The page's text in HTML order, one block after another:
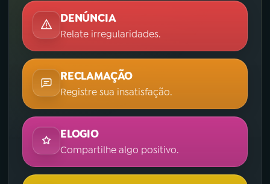
DENÚNCIA
Relate irregularidades.
RECLAMAÇÃO
Registre sua insatisfação.
ELOGIO
Compartilhe algo positivo.